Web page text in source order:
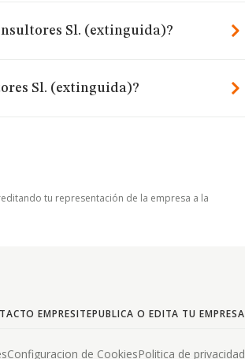
Sl. (extinguida)?
Sl. (extinguida)?
tu representación de la empresa a la
EMPRESITEPUBLICA O EDITA TU EMPRESA
Configuracion de CookiesPolitica de privacidad